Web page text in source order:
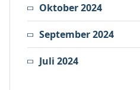
Oktober 2024
September 2024
Juli 2024